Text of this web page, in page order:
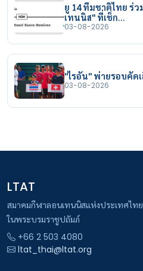
ยู 14 ทีมชาติไทย ร่ว
เทนนิส" ที่เช็ก…
03-08-2026
"ไรอัน" พ่ายรอบคัด
03-08-2026
LTAT
สมาคมกีฬาลอนเทนนิสแห่งประเทศไทย
ในพระบรมราชูปถัมภ์
+66 2 503 4080
ltat_thai@ltat.org